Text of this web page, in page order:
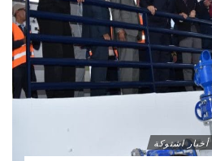
أخبار اشتوكة